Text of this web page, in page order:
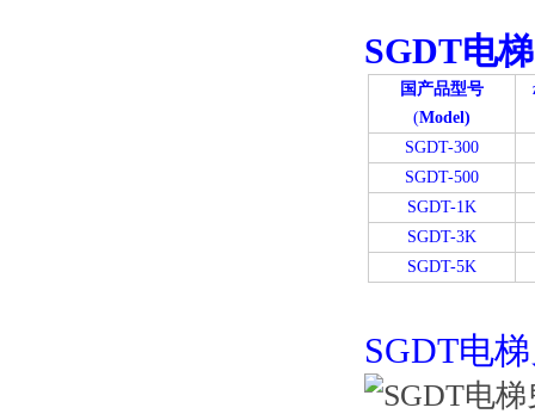
SGDT电
国产品型号
(Model)
SGDT-300
SGDT-500
SGDT-1K
SGDT-3K
SGDT-5K
SGDT电